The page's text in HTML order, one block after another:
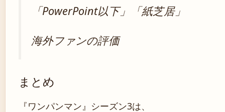
「PowerPoint以下」「紙芝居」
海外ファンの評価
まとめ
『ワンパンマン』シーズン3は、